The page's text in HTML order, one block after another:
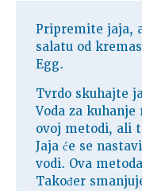
Pripremite jaja,
salatu od
Egg.
Tvrdo skuhajte
Voda za
ovoj metodi, ali
Jaja će se
vodi. Ova
Također